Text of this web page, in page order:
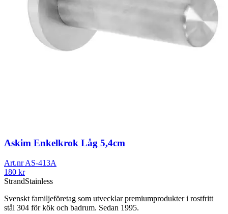
Askim Enkelkrok Låg 5,4cm
Art.nrAS-413A
180 kr
StrandStainless
Svenskt familjeföretag som utvecklar premiumprodukter i rostfritt
stål 304 för kök och badrum. Sedan 1995.